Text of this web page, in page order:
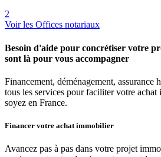
2
Voir les Offices notariaux
Besoin d'aide pour concrétiser votre
sont là pour vous accompagner
Financement, déménagement, assurance
tous les services pour faciliter votre
soyez en France.
Financer votre achat immobilier
Avancez pas à pas dans votre projet